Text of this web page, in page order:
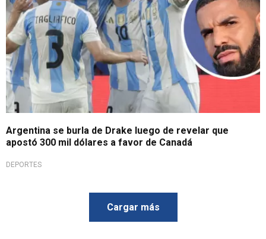
Argentina se burla de Drake luego de revelar que
apostó 300 mil dólares a favor de Canadá
DEPORTES
Cargar más